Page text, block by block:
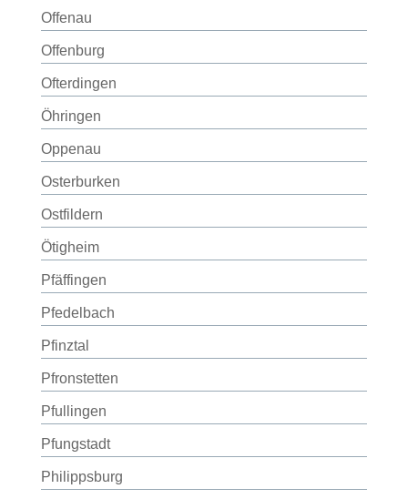
Offenau
Offenburg
Ofterdingen
Öhringen
Oppenau
Osterburken
Ostfildern
Ötigheim
Pfäffingen
Pfedelbach
Pfinztal
Pfronstetten
Pfullingen
Pfungstadt
Philippsburg